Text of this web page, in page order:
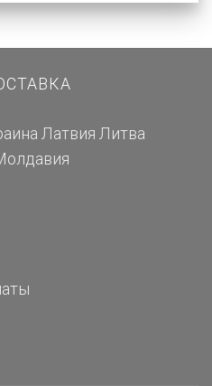
Латвия Литва